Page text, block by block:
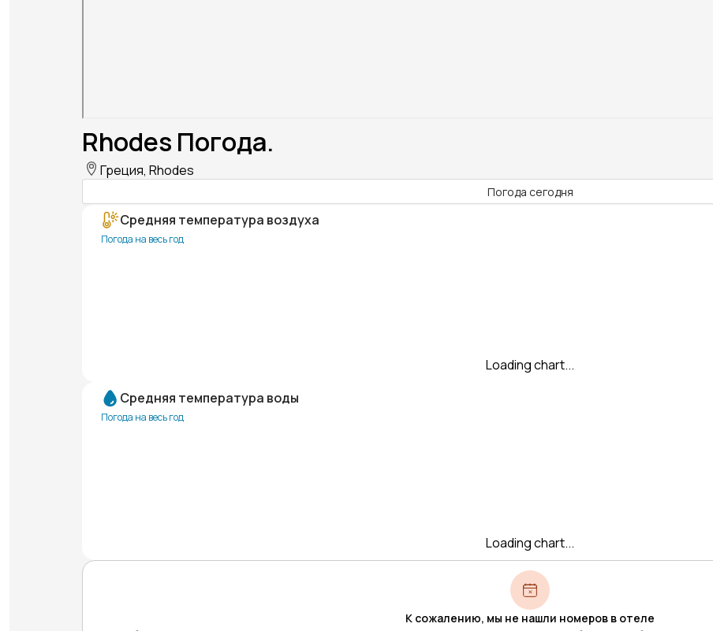
Rhodes Погода.
Греция, Rhodes
Погода сегодня
Средняя температура воздуха
Погода на весь год
Loading chart...
Средняя температура воды
Погода на весь год
Loading chart...
К сожалению, мы не нашли номеров в отеле